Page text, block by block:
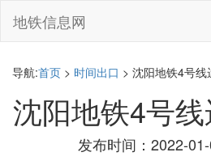
地铁信息网
导航:首页 > 时间出口 > 沈阳地铁4号线
沈阳地铁4号
发布时间：2022-